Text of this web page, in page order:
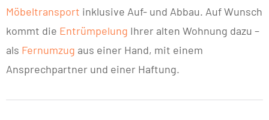
Möbeltransport inklusive Auf- und Abbau. Auf Wunsch
kommt die Entrümpelung Ihrer alten Wohnung dazu –
als Fernumzug aus einer Hand, mit einem
Ansprechpartner und einer Haftung.